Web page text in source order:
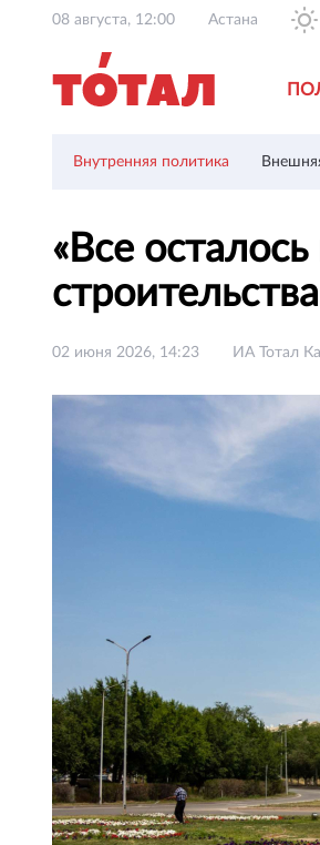
08 августа, 12:00 Астана
Внутренняя политика
«Все
02 июня 2026, 14:23 ИА Тотал